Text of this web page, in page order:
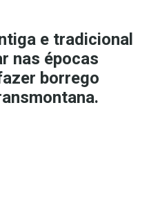
e tradicional
nas épocas
borrego